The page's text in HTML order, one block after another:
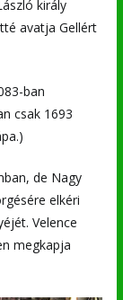
király
avatja Gellért
ban
csak 1693
de Nagy
elkéri
Velence
megkapja